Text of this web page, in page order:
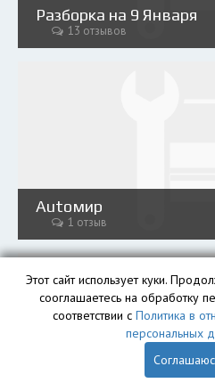
Разборка на 9 Января
13 отзывов
Аutoмир
1 отзыв
Этот сайт использует куки.
сооглашаетесь на обработку
соответствии с Политика в
персональных